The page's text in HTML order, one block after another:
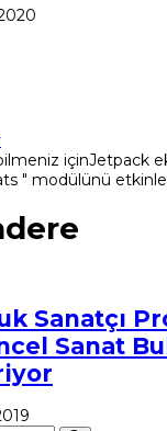
içinJetpack
" modülünü
Sanatçı
Sanat